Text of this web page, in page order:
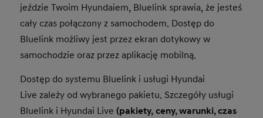
jeździe Twoim Hyundaiem, Bluelink sprawia, że jesteś
cały czas połączony z samochodem. Dostęp do
Bluelink możliwy jest przez ekran dotykowy w
samochodzie oraz przez aplikację mobilną.
Dostęp do systemu Bluelink i usługi Hyundai
Live zależy od wybranego pakietu. Szczegóły usługi
Bluelink i Hyundai Live(pakiety, ceny, warunki, czas